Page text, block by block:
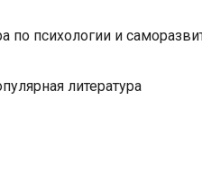
по психологии и
литература